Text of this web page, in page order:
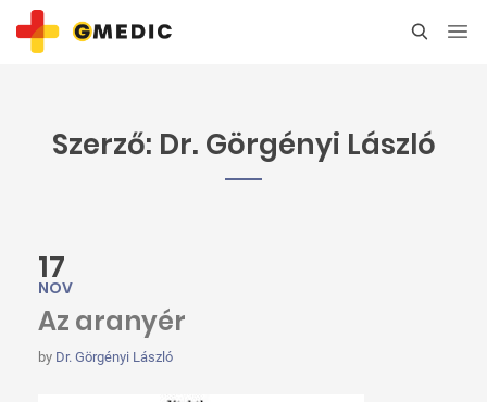
Szerző: Dr. Görgényi László
17
NOV
Az aranyér
by Dr. Görgényi László